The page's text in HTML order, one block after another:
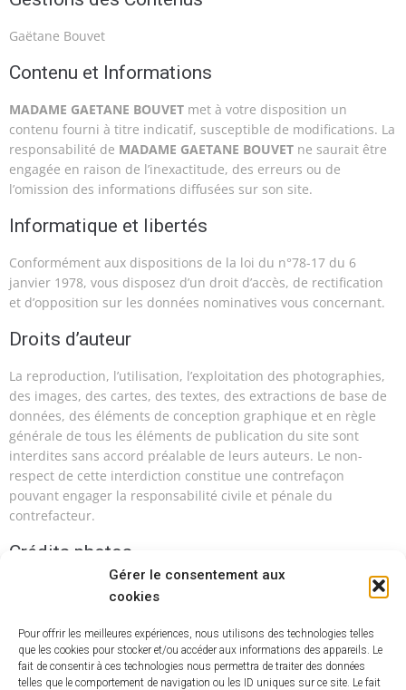
Gérer le consentement aux
cookies
Pour offrir les meilleures expériences, nous utilisons des technologies telles
que les cookies pour stocker et/ou accéder aux informations des appareils. Le
fait de consentir à ces technologies nous permettra de traiter des données
telles que le comportement de navigation ou les ID uniques sur ce site. Le fait
Gaëtane Bouvet
Contenu et Informations
MADAME GAETANE BOUVET met à votre disposition un
contenu fourni à titre indicatif, susceptible de modifications. La
responsabilité de MADAME GAETANE BOUVET ne saurait être
engagée en raison de l’inexactitude, des erreurs ou de
l’omission des informations diffusées sur son site.
Informatique et libertés
Conformément aux dispositions de la loi du n°78-17 du 6
janvier 1978, vous disposez d’un droit d’accès, de rectification
et d’opposition sur les données nominatives vous concernant.
Droits d’auteur
La reproduction, l’utilisation, l’exploitation des photographies,
des images, des cartes, des textes, des extractions de base de
données, des éléments de conception graphique et en règle
générale de tous les éléments de publication du site sont
interdites sans accord préalable de leurs auteurs. Le non-
respect de cette interdiction constitue une contrefaçon
pouvant engager la responsabilité civile et pénale du
contrefacteur.
Crédits photos
Liens hypertextes
La présence de liens hypertexte renvoyant vers d’autres sites
ne constitue pas une garantie sur la qualité de contenu et de